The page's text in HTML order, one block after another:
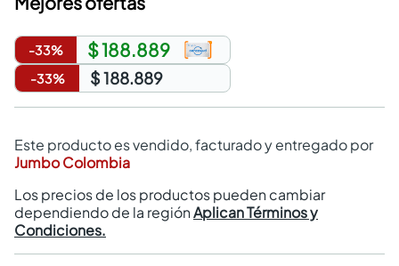
-33% $ 188.889
-33% $ 188.889
Este producto es vendido, facturado y entregado por
Jumbo Colombia
Los precios de los productos pueden cambiar
dependiendo de la regiónAplican Términos y
Condiciones.